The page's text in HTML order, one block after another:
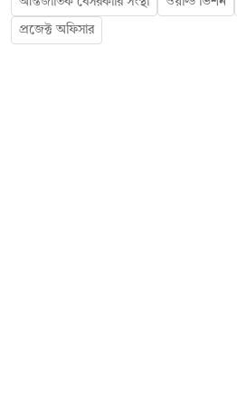
প্রজেক্ট অফিসার